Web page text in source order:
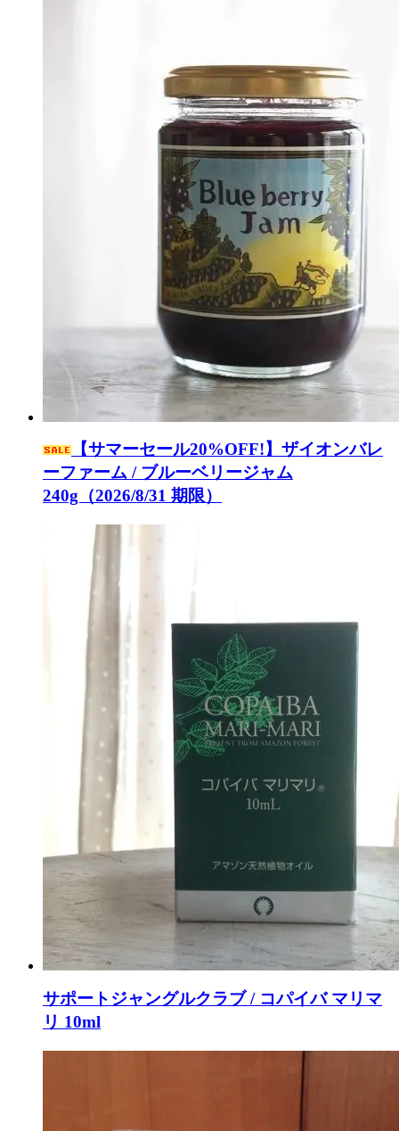
【サマーセール20%OFF!】ザイオンバレ
ーファーム / ブルーベリージャム
240g（2026/8/31 期限）
サポートジャングルクラブ / コパイバ マリマ
リ 10ml